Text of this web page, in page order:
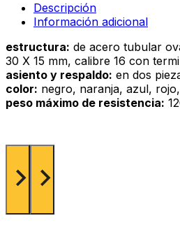
Descripción
Información adicional
estructura: de acero tubular
30 X 15 mm, calibre 16 con
asiento y respaldo: en dos
color: negro, naranja, azul,
peso máximo de resistencia: